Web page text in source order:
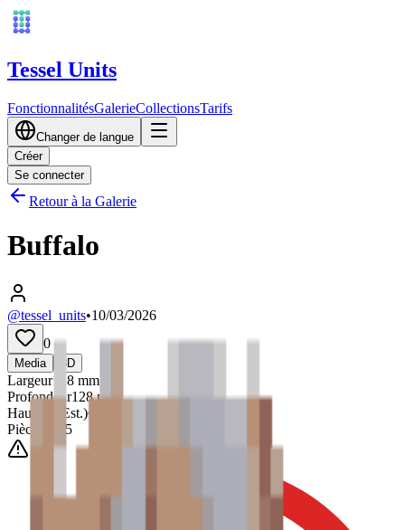
Tessel Units
FonctionnalitésGalerieCollectionsTarifs
Changer de langue
Créer
Se connecter
Retour à la Galerie
Buffalo
@tessel_units•10/03/2026
0
Media 3D
Largeur128 mm
Profondeur128mm
Hauteur
(Est.)~
Pièces
1025